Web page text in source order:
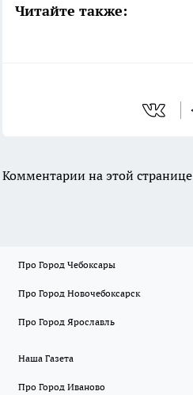
Читайте также:
Комментарии на этой
Про Город Чебоксары
Про Город Новочебоксарск
Про Город Ярославль
Наша Газета
Про Город Иваново